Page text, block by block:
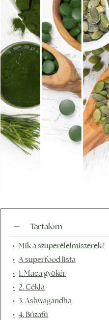
Tartalom
Mik a szuperélelmiszerek?
A superfood lista
1. Maca gyökér
2. Cékla
3. Ashwagandha
4. Búzafű